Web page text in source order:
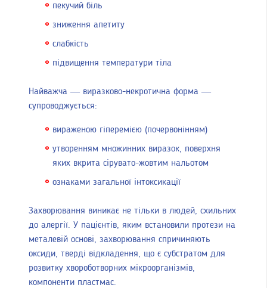
пекучий біль
зниження апетиту
слабкість
підвищення температури тіла
Найважча — виразково-некротична форма —
супроводжується:
вираженою гіперемією (почервонінням)
утворенням множинних виразок, поверхня
яких вкрита сірувато-жовтим нальотом
ознаками загальної інтоксикації
Захворювання виникає не тільки в людей, схильних
до алергії. У пацієнтів, яким встановили протези на
металевій основі, захворювання спричиняють
оксиди, тверді відкладення, що є субстратом для
розвитку хвороботворних мікроорганізмів,
компоненти пластмас.